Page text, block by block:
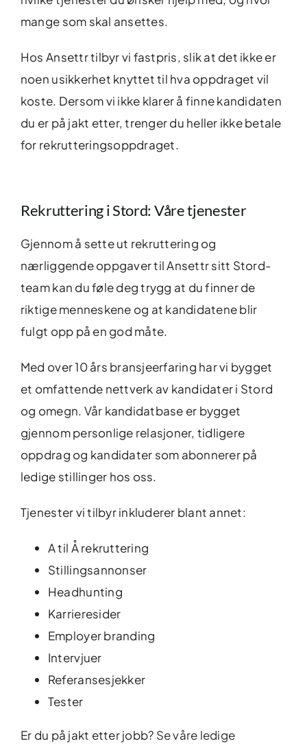
mange som skal ansettes.
Hos Ansettr tilbyr vi fastpris, slik at det ikke er
noen usikkerhet knyttet til hva oppdraget vil
koste. Dersom vi ikke klarer å finne kandidaten
du er på jakt etter, trenger du heller ikke betale
for rekrutteringsoppdraget.
Rekruttering i Stord: Våre tjenester
Gjennom å sette ut rekruttering og
nærliggende oppgaver til Ansettr sitt Stord-
team kan du føle deg trygg at du finner de
riktige menneskene og at kandidatene blir
fulgt opp på en god måte.
Med over 10 års bransjeerfaring har vi bygget
et omfattende nettverk av kandidater i Stord
og omegn. Vår kandidatbase er bygget
gjennom personlige relasjoner, tidligere
oppdrag og kandidater som abonnerer på
ledige stillinger hos oss.
Tjenester vi tilbyr inkluderer blant annet:
A til Å rekruttering
Stillingsannonser
Headhunting
Karrieresider
Employer branding
Intervjuer
Referansesjekker
Tester
Er du på jakt etter jobb? Se våre ledige